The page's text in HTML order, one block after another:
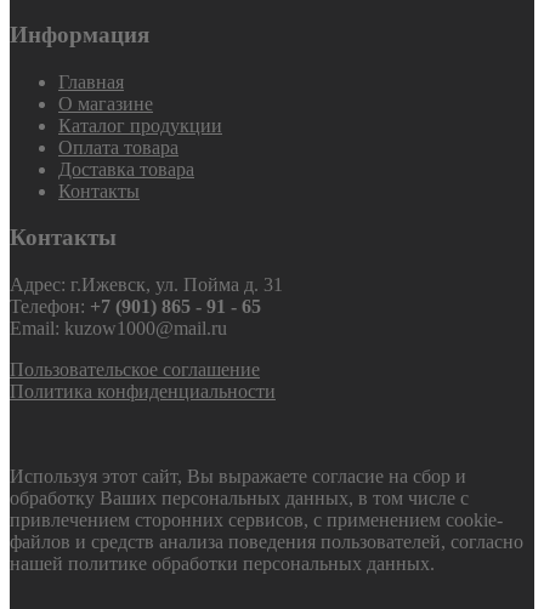
Информация
Главная
О магазине
Каталог продукции
Оплата товара
Доставка товара
Контакты
Контакты
Адрес: г.Ижевск, ул. Пойма д. 31
Телефон: +7 (901) 865 - 91 - 65
Email: kuzow1000@mail.ru
Пользовательское соглашение
Политика конфиденциальности
Используя этот сайт, Вы выражаете согласие на сбор и
обработку Ваших персональных данных, в том числе с
привлечением сторонних сервисов, с применением cookie-
файлов и средств анализа поведения пользователей, согласно
нашей политике обработки персональных данных.